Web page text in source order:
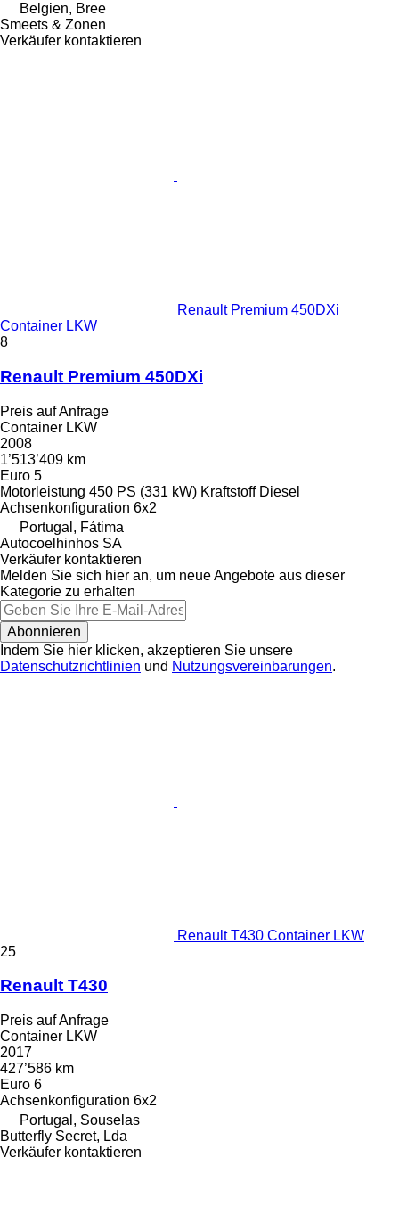
Belgien, Bree
Smeets & Zonen
Verkäufer kontaktieren
Renault Premium 450DXi
Container LKW
8
Renault Premium 450DXi
Preis auf Anfrage
Container LKW
2008
1’513’409 km
Euro 5
Motorleistung 450 PS (331 kW) Kraftstoff Diesel
Achsenkonfiguration 6x2
Portugal, Fátima
Autocoelhinhos SA
Verkäufer kontaktieren
Melden Sie sich hier an, um neue Angebote aus dieser
Kategorie zu erhalten
Abonnieren
Indem Sie hier klicken, akzeptieren Sie unsere
Datenschutzrichtlinien und Nutzungsvereinbarungen.
Renault T430 Container LKW
25
Renault T430
Preis auf Anfrage
Container LKW
2017
427’586 km
Euro 6
Achsenkonfiguration 6x2
Portugal, Souselas
Butterfly Secret, Lda
Verkäufer kontaktieren